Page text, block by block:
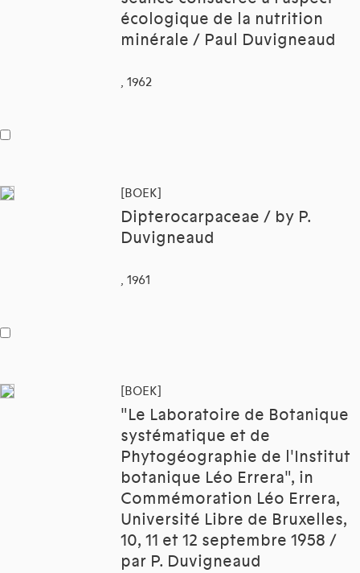
écologique de la nutrition
minérale / Paul Duvigneaud
, 1962
[BOEK]
Dipterocarpaceae / by P.
Duvigneaud
, 1961
[BOEK]
"Le Laboratoire de Botanique
systématique et de
Phytogéographie de l'Institut
botanique Léo Errera", in
Commémoration Léo Errera,
Université Libre de Bruxelles,
10, 11 et 12 septembre 1958 /
par P. Duvigneaud